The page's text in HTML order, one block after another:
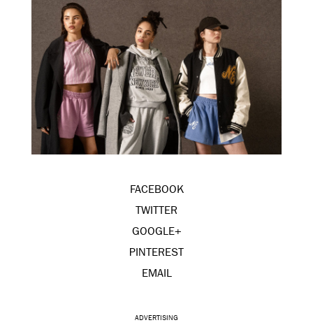
FACEBOOK
TWITTER
GOOGLE+
PINTEREST
EMAIL
ADVERTISING